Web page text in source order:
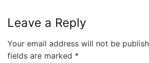
Leave a Reply
Your email address will not be
fields are marked *